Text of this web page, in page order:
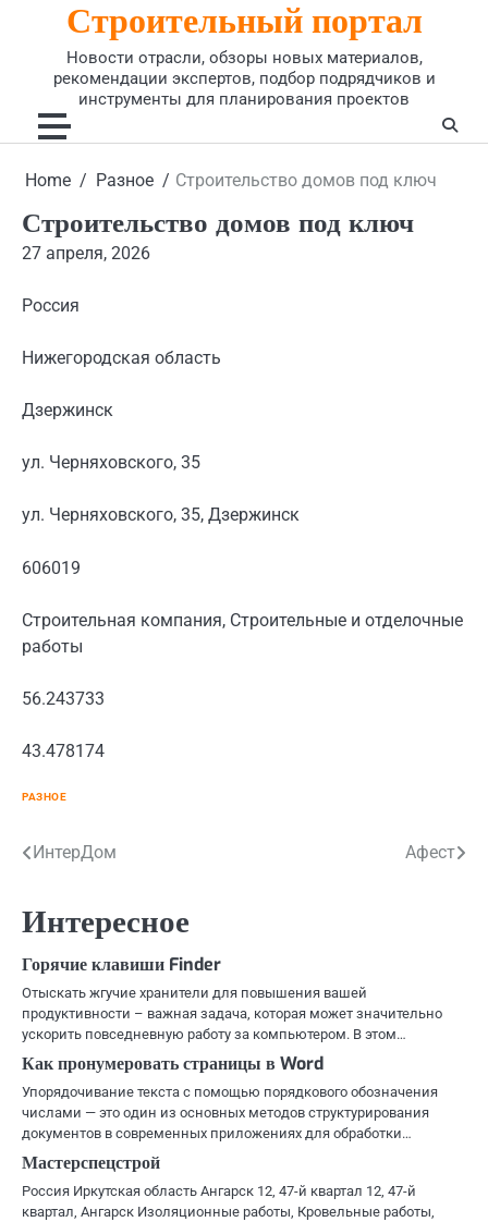
Строительный портал
Новости отрасли, обзоры новых материалов,
рекомендации экспертов, подбор подрядчиков и
инструменты для планирования проектов
Home Разное Строительство домов под ключ
Строительство домов под ключ
27 апреля, 2026
Россия
Нижегородская область
Дзержинск
ул. Черняховского, 35
ул. Черняховского, 35, Дзержинск
606019
Строительная компания, Строительные и отделочные
работы
56.243733
43.478174
РАЗНОЕ
Навигация
записям
ИнтерДом Афест
Интересное
Горячие клавиши Finder
Отыскать жгучие хранители для повышения вашей
продуктивности – важная задача, которая может значительно
ускорить повседневную работу за компьютером. В этом…
Как пронумеровать страницы в Word
Упорядочивание текста с помощью порядкового обозначения
числами — это один из основных методов структурирования
документов в современных приложениях для обработки…
Мастерспецстрой
Россия Иркутская область Ангарск 12, 47-й квартал 12, 47-й
квартал, Ангарск Изоляционные работы, Кровельные работы,